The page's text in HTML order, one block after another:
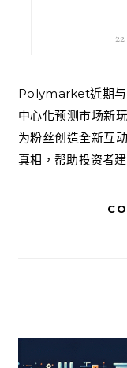
Polymarket近期与美国职业棒球联盟(MLB)合作，打造去
中心化预测市场新
为粉丝创造全新互
真相，帮助投资者